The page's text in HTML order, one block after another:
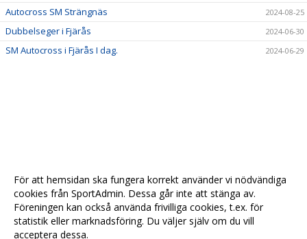
Autocross SM Strängnäs 2024-08-25
Dubbelseger i Fjärås 2024-06-30
SM Autocross i Fjärås I dag. 2024-06-29
För att hemsidan ska fungera korrekt använder vi nödvändiga
cookies från SportAdmin. Dessa går inte att stänga av.
Föreningen kan också använda frivilliga cookies, t.ex. för
statistik eller marknadsföring. Du väljer själv om du vill
acceptera dessa.